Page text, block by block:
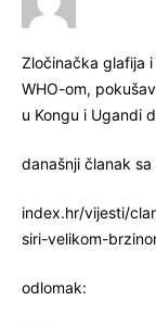
Zločinačka glafija
WHO-om,
u Kongu i Ugandi
današnji članak sa
index.hr/vijesti/
siri-velikom-
odlomak: